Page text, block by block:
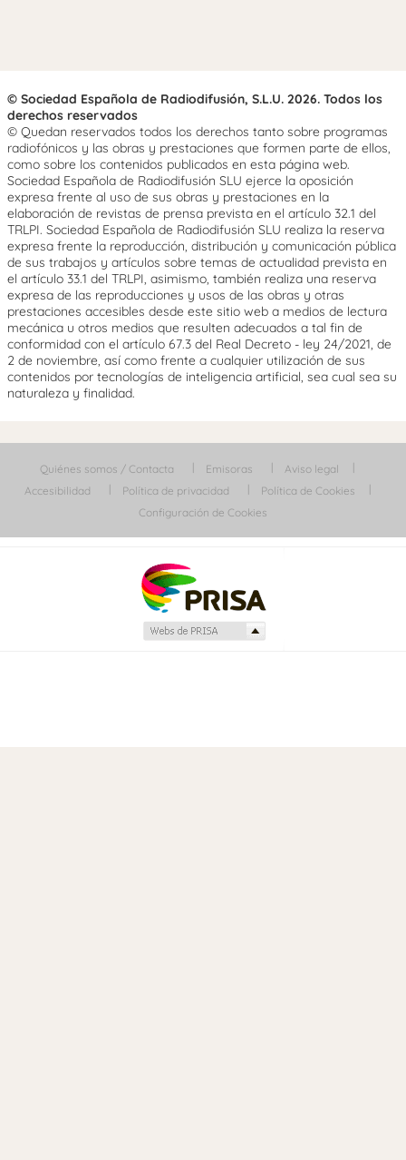
© Sociedad Española de Radiodifusión, S.L.U. 2026. Todos los
derechos reservados
© Quedan reservados todos los derechos tanto sobre programas
radiofónicos y las obras y prestaciones que formen parte de ellos,
como sobre los contenidos publicados en esta página web.
Sociedad Española de Radiodifusión SLU ejerce la oposición
expresa frente al uso de sus obras y prestaciones en la
elaboración de revistas de prensa prevista en el artículo 32.1 del
TRLPI. Sociedad Española de Radiodifusión SLU realiza la reserva
expresa frente la reproducción, distribución y comunicación pública
de sus trabajos y artículos sobre temas de actualidad prevista en
el artículo 33.1 del TRLPI, asimismo, también realiza una reserva
expresa de las reproducciones y usos de las obras y otras
prestaciones accesibles desde este sitio web a medios de lectura
mecánica u otros medios que resulten adecuados a tal fin de
conformidad con el artículo 67.3 del Real Decreto - ley 24/2021, de
2 de noviembre, así como frente a cualquier utilización de sus
contenidos por tecnologías de inteligencia artificial, sea cual sea su
naturaleza y finalidad.
Quiénes somos / Contacta Emisoras
Aviso legal
Accesibilidad
Política de privacidad
Política de Cookies
Configuración de Cookies